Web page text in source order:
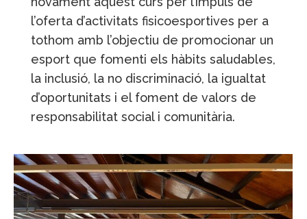
l’oferta d’activitats fisicoesportives per a
tothom amb l’objectiu de promocionar un
esport que fomenti els hàbits saludables,
la inclusió, la no discriminació, la igualtat
d’oportunitats i el foment de valors de
responsabilitat social i comunitària.